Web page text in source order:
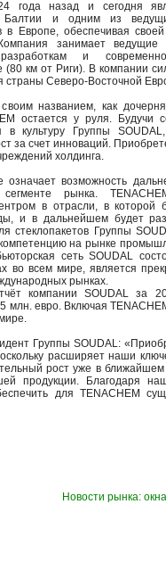
года назад и сегодня
Балтии и одним из
в Европе, обеспечивая
занимает
разработкам и
км от Риги). В компании
страны Северо-Восточной
названием, как
остается у руля. Будучи
в культуру Группы
за счет инноваций.
холдинга.
возможность
рынка.
в отрасли, в которой
и в дальнейшем будет
стеклопакетов Группы
на рынке
сеть SOUDAL
во всем мире, является
рынках.
компании SOUDAL за
евро. Включая
Группы SOUDAL:
расширяет наши
рост уже в
продукции. Благодаря
для TENACHEM
Новости рынка: